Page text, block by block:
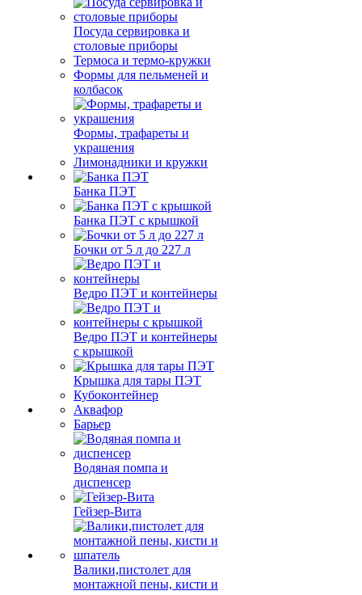
Посуда сервировка и
столовые приборы
Термоса и термо-кружки
Формы для пельменей и
колбасок
Формы, трафареты и
украшения
Лимонадники и кружки
Банка ПЭТ
Банка ПЭТ с крышкой
Бочки от 5 л до 227 л
Ведро ПЭТ и контейнеры
Ведро ПЭТ и контейнеры
с крышкой
Крышка для тары ПЭТ
Кубоконтейнер
Аквафор
Барьер
Водяная помпа и
диспенсер
Гейзер-Вита
Валики,пистолет для
монтажной пены, кисти и